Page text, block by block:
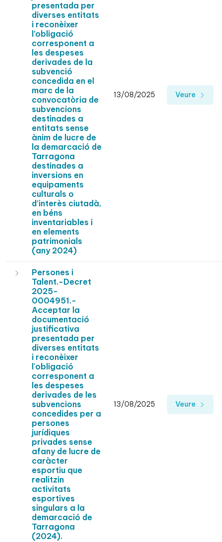
presentada per
diverses entitats
i reconèixer
l’obligació
corresponent a
les despeses
derivades de la
subvenció
concedida en el
marc de la
convocatòria de
subvencions
destinades a
entitats sense
ànim de lucre de
la demarcació de
Tarragona
destinades a
inversions en
equipaments
culturals o
d’interès ciutadà,
en béns
inventariables i
en elements
patrimonials
(any 2024)
13/08/2025 Veure
Persones i
Talent.-Decret
2025-
0004951.-
Acceptar la
documentació
justificativa
presentada per
diverses entitats
i reconèixer
l'obligació
corresponent a
les despeses
derivades de les
subvencions
concedides per a
persones
jurídiques
privades sense
afany de lucre de
caràcter
esportiu que
realitzin
activitats
esportives
singulars a la
demarcació de
Tarragona
(2024).
13/08/2025 Veure